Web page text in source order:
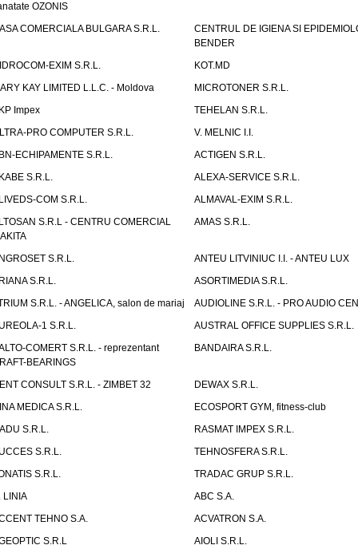
OZONIS
COMERCIALA BULGARA S.R.L.
CENTRUL DE IGIENA SI
BENDER
EXIM S.R.L.
KOT.MD
KAY LIMITED L.L.C. - Moldova
MICROTONER S.R.L.
Impex
TEHELAN S.R.L.
PRO COMPUTER S.R.L.
V. MELNIC I.I.
ECHIPAMENTE S.R.L.
ACTIGEN S.R.L.
S.R.L.
ALEXA-SERVICE S.R.L.
COM S.R.L.
ALMAVAL-EXIM S.R.L.
S.R.L - CENTRU COMERCIAL
AMAS S.R.L.
S.R.L.
ANTEU LITVINIUC I.I. - ANTEU LUX
S.R.L.
ASORTIMEDIA S.R.L.
S.R.L. - ANGELICA, salon de mariaj
AUDIOLINE S.R.L. - PRO AUDIO
1 S.R.L.
AUSTRAL OFFICE SUPPLIES S.R.L.
COMERT S.R.L. - reprezentant
BEARINGS
BANDAIRA S.R.L.
CONSULT S.R.L. - ZIMBET 32
DEWAX S.R.L.
MEDICA S.R.L.
ECOSPORT GYM, fitness-club
S.R.L.
RASMAT IMPEX S.R.L.
S.R.L.
TEHNOSFERA S.R.L.
S.R.L.
TRADAC GRUP S.R.L.
LINIA
ABC S.A.
TEHNO S.A.
ACVATRON S.A.
S.R.L
AIOLI S.R.L.